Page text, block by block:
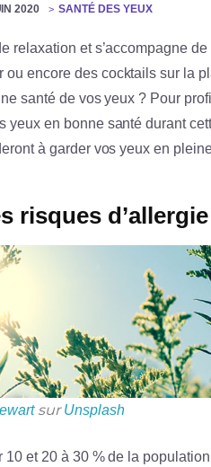
2020 SANTÉ DES YEUX
relaxation et s’accompagne
ou encore des cocktails sur la
santé de vos yeux ? Pour
yeux en bonne santé durant
à garder vos yeux en
risques d’allergie
surUnsplash
10 et 20 à 30 % de la